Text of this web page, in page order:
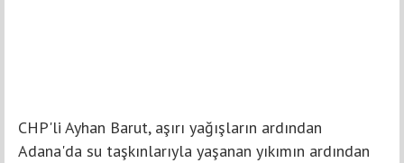
CHP'li Ayhan Barut, aşırı yağışların ardından
Adana'da su taşkınlarıyla yaşanan yıkımın ardından